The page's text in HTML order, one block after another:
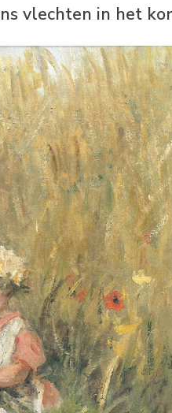
vlechten in het